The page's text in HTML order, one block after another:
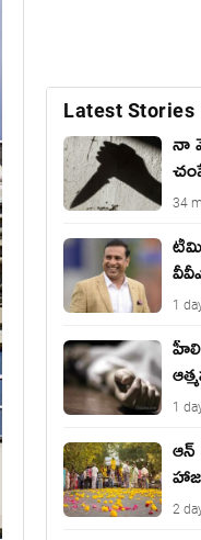
Latest Stories
నా
34
1
1
ఆన్
2